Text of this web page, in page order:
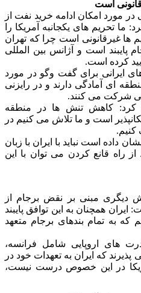
است
مورد امکان ادامه خرید نفت از
ما تحریم های یکجانبه آمریکا را
ها غیرقانونی است چرا که تهران
پایبند است و آژانس بین المللی
کرده است.
ایرانی برای گفت وگو در مورد
ای آمادگی دارند و در رایزنی
شرکت می کنند.
کرد: کاهش تنش ها در منطقه
است و ما تلاش می کنیم در
کنیم.
داده است نباید با ایران با زبان
راه قانع کردن می توان با این
دیگری مبنی بر نقض برجام از
همچنان به این توافق پایبند
به تمام بندهای برجام متعهد
های اروپایی شامل فرانسه،
پذیرند که ایران به تعهدات خود در
در این خصوص درست نیست،